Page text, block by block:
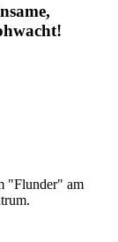
"Flunder" am